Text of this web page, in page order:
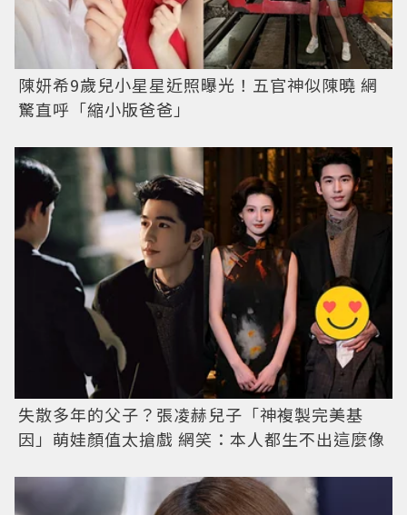
陳妍希9歲兒小星星近照曝光！五官神似陳曉 網
驚直呼「縮小版爸爸」
失散多年的父子？張凌赫兒子「神複製完美基
因」萌娃顏值太搶戲 網笑：本人都生不出這麼像